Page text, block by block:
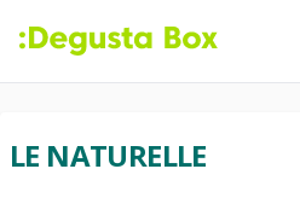
LE NATURELLE